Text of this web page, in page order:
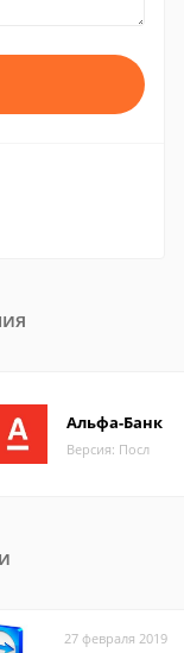
Альфа-Банк
Версия: Посл
27 февраля 2019